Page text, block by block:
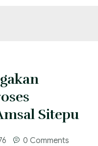
Sitepu
0 Comments